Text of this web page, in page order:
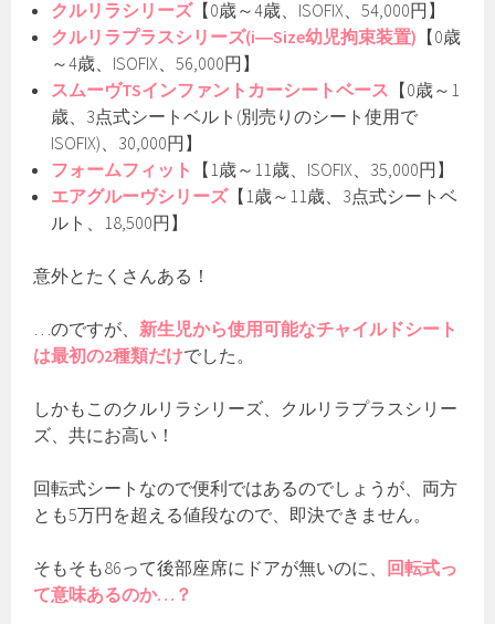
クルリラシリーズ【0歳～4歳、ISOFIX、54,000円】
クルリラプラスシリーズ(i―Size幼児拘束装置) 【0歳
～4歳、ISOFIX、56,000円】
スムーヴTSインファントカーシートベース 【0歳～1
歳、3点式シートベルト(別売りのシート使用で
ISOFIX)、30,000円】
フォームフィット
【1歳～11歳、ISOFIX、35,000円】
エアグルーヴシリーズ【1歳～11歳、3点式シートベ
ルト、18,500円】
意外とたくさんある！
…のですが、新生児から使用可能なチャイルドシート
は最初の2種類だけでした。
しかもこのクルリラシリーズ、クルリラプラスシリー
ズ、共にお高い！
回転式シートなので便利ではあるのでしょうが、両方
とも5万円を超える値段なので、即決できません。
そもそも86って後部座席にドアが無いのに、
回転式っ
て意味あるのか…？